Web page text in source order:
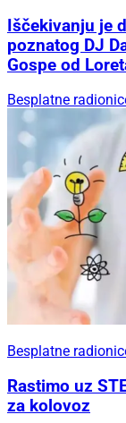
Iščekivanju je
poznatog DJ
Gospe od
Besplatne
Besplatne
Rastimo uz
za kolovoz